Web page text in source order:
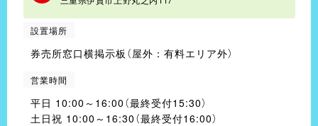
設置場所
券売所窓口横掲示板（屋外：有料エリア外）
営業時間
平日 10:00～16:00（最終受付15:30）
土日祝 10:00～16:30（最終受付16:00）